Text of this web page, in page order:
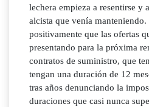
lechera empieza a resentirse y
alcista que venía
positivamente que las ofertas
presentando para la próxima
contratos de suministro, que
tengan una duración de 12
tras años denunciando la
duraciones que casi nunca